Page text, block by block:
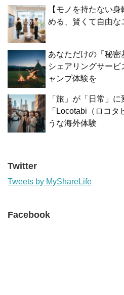
【モノを持たない
める、賢くて自由な
あなただけの「秘
シェアリングサー
ャンプ体験を
「旅」が「日常」に
「Locotabi（ロコ
うな海外体験
Twitter
Tweets by MyShareLife
Facebook